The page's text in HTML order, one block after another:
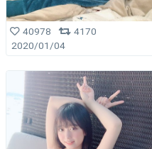
40978
4170
2020/01/04